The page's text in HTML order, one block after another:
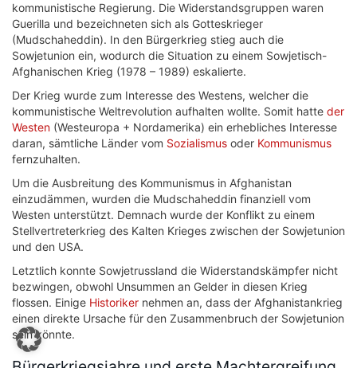
kommunistische Regierung. Die Widerstandsgruppen waren
Guerilla und bezeichneten sich als Gotteskrieger
(Mudschaheddin). In den Bürgerkrieg stieg auch die
Sowjetunion ein, wodurch die Situation zu einem Sowjetisch-
Afghanischen Krieg (1978 – 1989) eskalierte.
Der Krieg wurde zum Interesse des Westens, welcher die
kommunistische Weltrevolution aufhalten wollte. Somit hatte der
Westen (Westeuropa + Nordamerika) ein erhebliches Interesse
daran, sämtliche Länder vom Sozialismus oder Kommunismus
fernzuhalten.
Um die Ausbreitung des Kommunismus in Afghanistan
einzudämmen, wurden die Mudschaheddin finanziell vom
Westen unterstützt. Demnach wurde der Konflikt zu einem
Stellvertreterkrieg des Kalten Krieges zwischen der Sowjetunion
und den USA.
Letztlich konnte Sowjetrussland die Widerstandskämpfer nicht
bezwingen, obwohl Unsummen an Gelder in diesen Krieg
flossen. Einige Historiker nehmen an, dass der Afghanistankrieg
einen direkte Ursache für den Zusammenbruch der Sowjetunion
sein könnte.